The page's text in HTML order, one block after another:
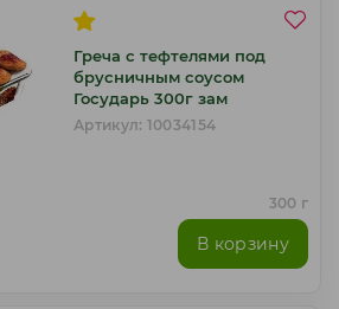
Греча с тефтелями под
брусничным соусом
Государь 300г зам
Артикул: 10034154
300 г
В корзину